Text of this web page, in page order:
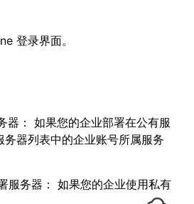
登录界面。
器： 如果您的企业部署在公有服
务器列表中的企业账号所属服务
服务器： 如果您的企业使用私有